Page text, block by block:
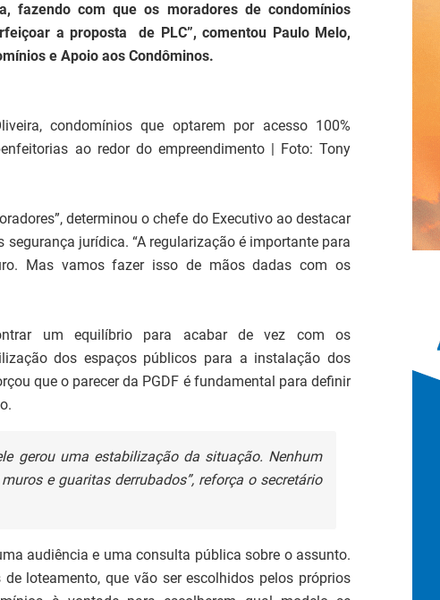
fazendo com que os moradores de condomínios
a proposta de PLC”, comentou Paulo Melo,
e Apoio aos Condôminos.
condomínios que optarem por acesso 100%
ao redor do empreendimento | Foto: Tony
determinou o chefe do Executivo ao destacar
jurídica. “A regularização é importante para
Mas vamos fazer isso de mãos dadas com os
um equilíbrio para acabar de vez com os
dos espaços públicos para a instalação dos
que o parecer da PGDF é fundamental para definir
gerou uma estabilização da situação. Nenhum
e guaritas derrubados”, reforça o secretário
audiência e uma consulta pública sobre o assunto.
loteamento, que vão ser escolhidos pelos próprios